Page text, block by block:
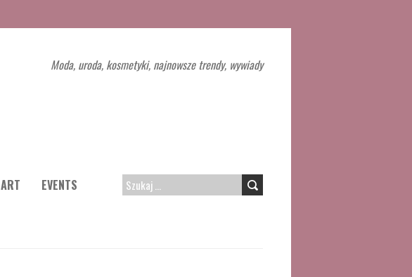
Moda, uroda, kosmetyki, najnowsze trendy, wywiady
ART EVENTS SZUKAJ: